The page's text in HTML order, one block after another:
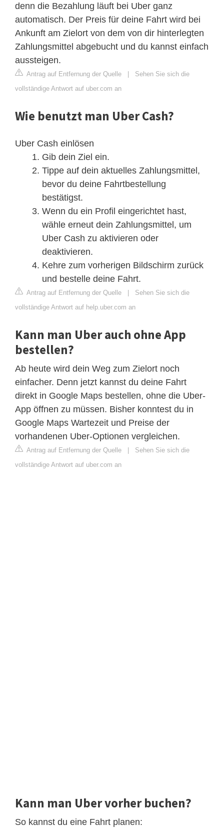
denn die Bezahlung läuft bei Uber ganz
automatisch. Der Preis für deine Fahrt wird bei
Ankunft am Zielort von dem von dir hinterlegten
Zahlungsmittel abgebucht und du kannst einfach
aussteigen.
Antrag auf Entfernung der Quelle | Sehen Sie sich die
vollständige Antwort auf uber.com an
Wie benutzt man Uber Cash?
Uber Cash einlösen
Gib dein Ziel ein.
Tippe auf dein aktuelles Zahlungsmittel,
bevor du deine Fahrtbestellung
bestätigst.
Wenn du ein Profil eingerichtet hast,
wähle erneut dein Zahlungsmittel, um
Uber Cash zu aktivieren oder
deaktivieren.
Kehre zum vorherigen Bildschirm zurück
und bestelle deine Fahrt.
Antrag auf Entfernung der Quelle | Sehen Sie sich die
vollständige Antwort auf help.uber.com an
Kann man Uber auch ohne App
bestellen?
Ab heute wird dein Weg zum Zielort noch
einfacher. Denn jetzt kannst du deine Fahrt
direkt in Google Maps bestellen, ohne die Uber-
App öffnen zu müssen. Bisher konntest du in
Google Maps Wartezeit und Preise der
vorhandenen Uber-Optionen vergleichen.
Antrag auf Entfernung der Quelle | Sehen Sie sich die
vollständige Antwort auf uber.com an
Kann man Uber vorher buchen?
So kannst du eine Fahrt planen: